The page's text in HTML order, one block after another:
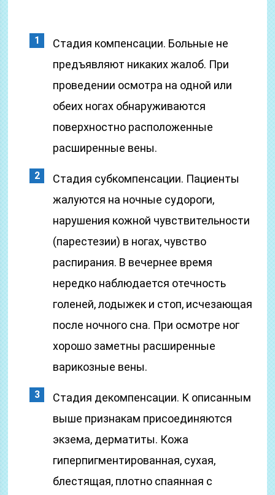
Стадия компенсации. Больные не
предъявляют никаких жалоб. При
проведении осмотра на одной или
обеих ногах обнаруживаются
поверхностно расположенные
расширенные вены.
Стадия субкомпенсации. Пациенты
жалуются на ночные судороги,
нарушения кожной чувствительности
(парестезии) в ногах, чувство
распирания. В вечернее время
нередко наблюдается отечность
голеней, лодыжек и стоп, исчезающая
после ночного сна. При осмотре ног
хорошо заметны расширенные
варикозные вены.
Стадия декомпенсации. К описанным
выше признакам присоединяются
экзема, дерматиты. Кожа
гиперпигментированная, сухая,
блестящая, плотно спаянная с